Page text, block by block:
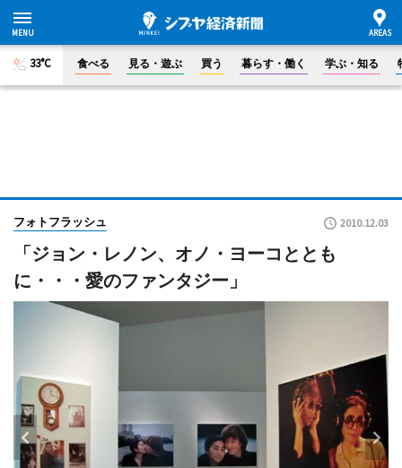
33°C 食べる 見る・遊ぶ 買う 暮らす・働く 学ぶ・知る
フォトフラッシュ 2010.12.03
「ジョン・レノン、オノ・ヨーコととも
に・・・愛のファンタジー」